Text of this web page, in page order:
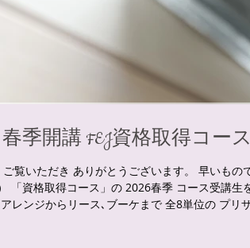
季開講 FEJ資格取得コース
ありがとうございます。 早いもので､2月です。 フラワーエデュケーションジャ
「資格取得コース」の 2026春季 コース受講生を 3月
レンジからリース､ブーケまで 全8単位の プリ